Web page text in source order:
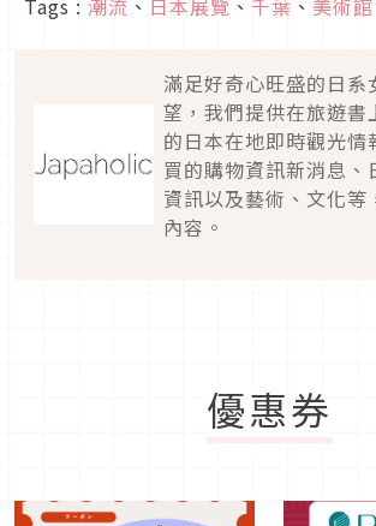
滿足好奇心旺盛的日系
望，我們提供在旅遊書
的日本在地即時觀光情
買的購物資訊新消息、
資訊以及藝術、文化等
內容。
優惠券